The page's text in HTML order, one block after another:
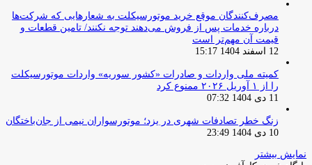
مصرف‌کنندگان موقع خرید موتورسیکلت به شعارهایی که شرکت‌ها
درباره خدمات پس از فروش می‌دهند توجه نکنند/ تامین قطعات و
قیمت آن مهم‌تر است
12 اسفند 1404 15:17
کمیته ملی واردات و صادرات «کشور سوریه» واردات موتورسیکلت
را از ۱ آوریل ۲۰۲۶ ممنوع کرد
11 دی 1404 07:32
زنگ خطر تصادفات شهری در یزد؛ موتورسواران نیمی از جان‌باختگان
10 دی 1404 23:49
نمایش بیشتر